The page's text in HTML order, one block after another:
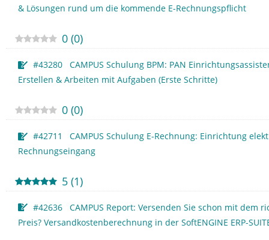
& Lösungen rund um die kommende E-Rechnungspflicht
0 (0)
#43280 CAMPUS Schulung BPM: PAN
Erstellen & Arbeiten mit Aufgaben (Erste Schritte)
0 (0)
#42711 CAMPUS Schulung E-Rechnung: Einrichtung
Rechnungseingang
5 (1)
#42636 CAMPUS Report: Versenden Sie schon mit dem
Preis? Versandkostenberechnung in der SoftENGINE ERP-